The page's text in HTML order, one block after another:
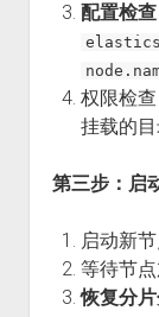
配置检查
权限检
挂载的目
第三步：启
启动新节
等待节点
恢复分